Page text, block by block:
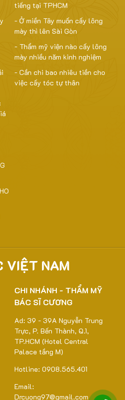
tiếng tại TPHCM
- Ở miền Tây muốn cấy lông
mày thì lên Sài Gòn
- Thẩm mỹ viện nào cấy lông
mày nhiều năm kinh nghiệm
- Cần chi bao nhiêu tiền cho
việc cấy tóc tự thân
VIỆT NAM
CHI NHÁNH - THẨM MỸ
BÁC SĨ CƯƠNG
Ad: 39 - 39A Nguyễn Trung
Trực, P. Bến Thành, Q.1,
TP.HCM (Hotel Central
Palace tầng M)
Hotline: 0908.565.401
Email:
Drcuong97@gmail.com